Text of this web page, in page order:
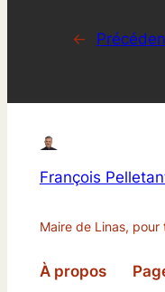
←
François
Maire de Linas, pour
À propos